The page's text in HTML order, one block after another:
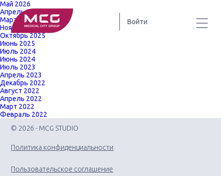
Войти
Май 2026
Апрель 2026
Март 2026
Ноябрь 2025
Октябрь 2025
Июнь 2025
Июль 2024
Июнь 2024
Июль 2023
Апрель 2023
Декабрь 2022
Август 2022
Апрель 2022
Март 2022
Февраль 2022
© 2026 - MCG STUDIO
Политика конфиденциальности
Пользовательское соглашение